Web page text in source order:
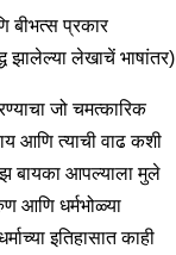
बीभत्स प्रकार
झालेल्या लेखाचें भाषांतर)
जो चमत्कारिक
आणि त्याची वाढ कशी
बायका आपल्याला मुले
आणि धर्मभोळ्या
इतिहासात काही